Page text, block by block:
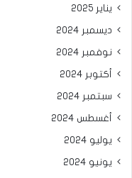
يناير 2025
ديسمبر 2024
نوفمبر 2024
أكتوبر 2024
سبتمبر 2024
أغسطس 2024
يوليو 2024
يونيو 2024